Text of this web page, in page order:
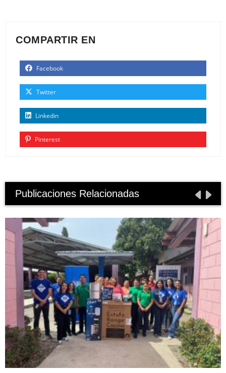
COMPARTIR EN
Facebook
Twitter
Linkedin
Pinterest
Publicaciones Relacionadas